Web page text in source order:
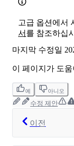
고급 옵션에서
서 를 참조하십
마지막 수정일
이 페이지가 도
예 아니오
수정 제안
이전